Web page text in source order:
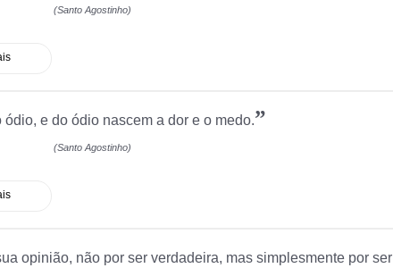
(Santo Agostinho)
ódio, e do ódio nascem a dor e o medo.”
(Santo Agostinho)
opinião, não por ser verdadeira, mas simplesmente por ser